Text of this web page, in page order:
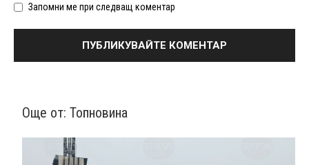
Запомни ме при следващ коментар
Още от: Топновина